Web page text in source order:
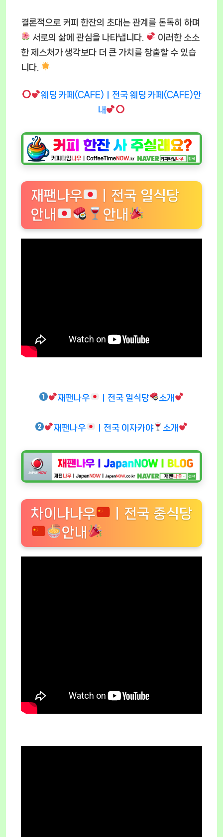
결론적으로 커피 한잔의 초대는 관계를 돈독히 하며
서로의 삶에 관심을 나타냅니다.
이러한 소소
한 제스처가 생각보다 더 큰 가치를 창출할 수 있습
니다.
웨딩 카페(CAFE)ㅣ전국 웨딩 카페(CAFE)안
내
재팬나우
ㅣ전국 일식당
안내
안내
재팬나우 ㅣ전국 일식당 소개
재팬나우 ㅣ전국 이자카야 소개
차이나나우
ㅣ전국 중식당
안내